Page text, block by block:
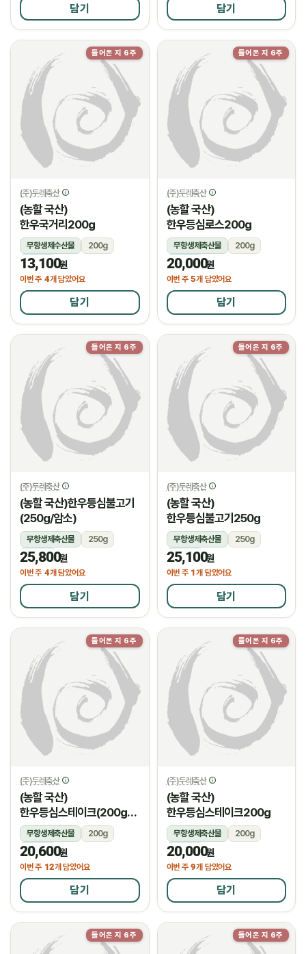
담기 담기
들어온 지 6주
(주)두레축산
(농할 국산)
한우국거리200g
무항생제수산물
200g
냉장
13,100원
이번 주 4개 담았어요
담기
들어온 지 6주
(주)두레축산
(농할 국산)
한우등심로스200g
무항생제축산물
200g
냉장
20,000원
이번 주 5개 담았어요
담기
들어온 지 6주
(주)두레축산
(농할 국산)한우등심불고기
(250g/암소)
무항생제축산물
250g
냉장
25,800원
이번 주 4개 담았어요
담기
들어온 지 6주
(주)두레축산
(농할 국산)
한우등심불고기250g
무항생제축산물
250g
냉장
25,100원
이번 주 1개 담았어요
담기
들어온 지 6주
(주)두레축산
(농할 국산)
한우등심스테이크(200g/
암소)
무항생제축산물
200g
냉장
20,600원
이번 주 12개 담았어요
담기
들어온 지 6주
(주)두레축산
(농할 국산)
한우등심스테이크200g
무항생제축산물
200g
냉장
20,000원
이번 주 9개 담았어요
담기
들어온 지 6주 들어온 지 6주